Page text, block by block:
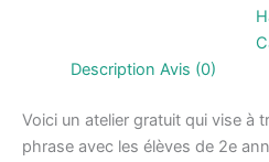
Description Avis (0)
Voici un atelier gratuit qui vise à
phrase avec les élèves de 2e